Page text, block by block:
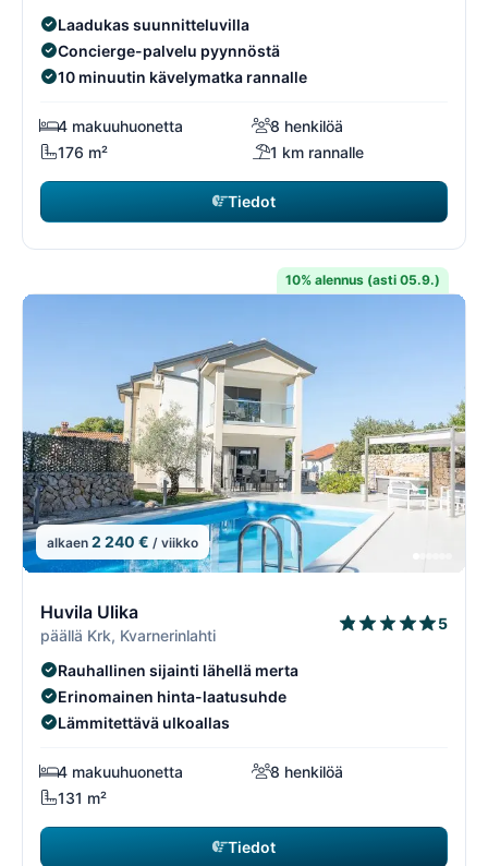
Laadukas suunnitteluvilla
Concierge-palvelu pyynnöstä
10 minuutin kävelymatka rannalle
4 makuuhuonetta
8 henkilöä
176 m²
1 km rannalle
Tiedot
10% alennus (asti 05.9.)
alkaen 2 240 € / viikko
Huvila Ulika
päällä Krk, Kvarnerinlahti
5
Rauhallinen sijainti lähellä merta
Erinomainen hinta-laatusuhde
Lämmitettävä ulkoallas
4 makuuhuonetta
8 henkilöä
131 m²
Tiedot